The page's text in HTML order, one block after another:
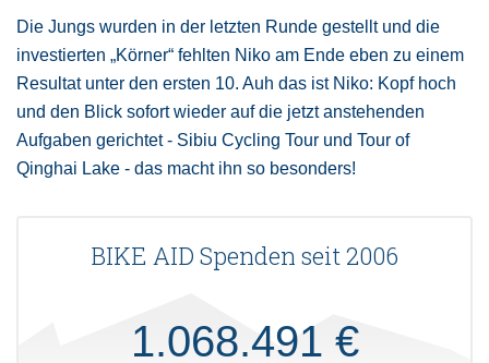
Die Jungs wurden in der letzten Runde gestellt und die
investierten „Körner“ fehlten Niko am Ende eben zu einem
Resultat unter den ersten 10. Auh das ist Niko: Kopf hoch
und den Blick sofort wieder auf die jetzt anstehenden
Aufgaben gerichtet - Sibiu Cycling Tour und Tour of
Qinghai Lake - das macht ihn so besonders!
BIKE AID Spenden seit 2006
1.068.491 €